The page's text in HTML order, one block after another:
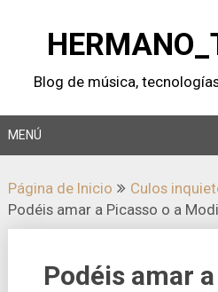
contenido
Blog de música,
MENÚ
Página de Inicio
Culos
Podéis amar a Picasso o a
Podéis amar